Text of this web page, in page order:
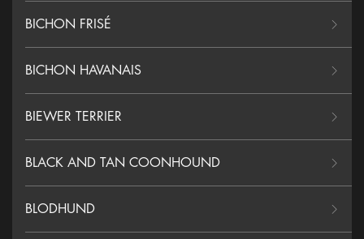
BICHON FRISÉ
BICHON HAVANAIS
BIEWER TERRIER
BLACK AND TAN COONHOUND
BLODHUND